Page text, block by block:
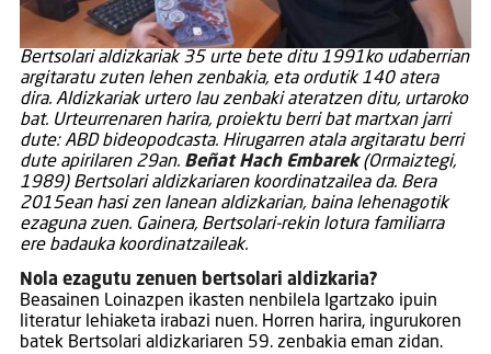
Bertsolari aldizkariak 35 urte bete ditu 1991ko udaberrian
argitaratu zuten lehen zenbakia, eta ordutik 140 atera
dira. Aldizkariak urtero lau zenbaki ateratzen ditu, urtaroko
bat. Urteurrenaren harira, proiektu berri bat martxan jarri
dute: ABD bideopodcasta. Hirugarren atala argitaratu berri
dute apirilaren 29an. Beñat Hach Embarek(Ormaiztegi,
1989) Bertsolari aldizkariaren koordinatzailea da. Bera
2015ean hasi zen lanean aldizkarian, baina lehenagotik
ezaguna zuen. Gainera, Bertsolari-rekin lotura familiarra
ere badauka koordinatzaileak.
Nola ezagutu zenuen bertsolari aldizkaria?
Beasainen Loinazpen ikasten nenbilela Igartzako ipuin
literatur lehiaketa irabazi nuen. Horren harira, ingurukoren
batek Bertsolari aldizkariaren 59. zenbakia eman zidan.